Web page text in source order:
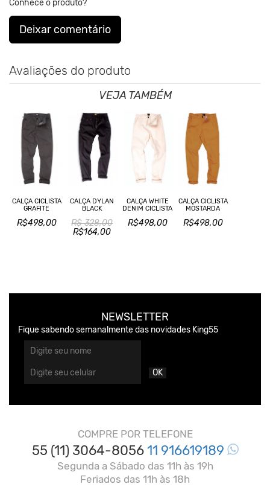
Conhece o produto?
Deixar comentário
Avaliações do produto
VEJA TAMBÉM
CALÇA CICLISTA
GRAFITE
R$498,00
CALÇA DYLAN
BLACK
R$ 328,00
R$164,00
CALÇA WHITE
DENIM CICLISTA
R$498,00
CALÇA CICLISTA
MOSTARDA
R$498,00
NEWSLETTER
Fique sabendo semanalmente das novidades King55
OK
COMPRE POR TELEFONE
55 (11) 3064-805611 916619189
Segunda a Sábado das 11h às 19h
Feriados das 11h às 18h